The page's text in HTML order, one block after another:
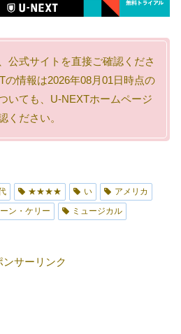
公式サイトを直接ご確認くださ
の情報は2026年08月01日時点の
いても、U-NEXTホームページ
ください。
★★★★ い
アメリカ
ン・ケリー
ミュージカル
ンサーリンク